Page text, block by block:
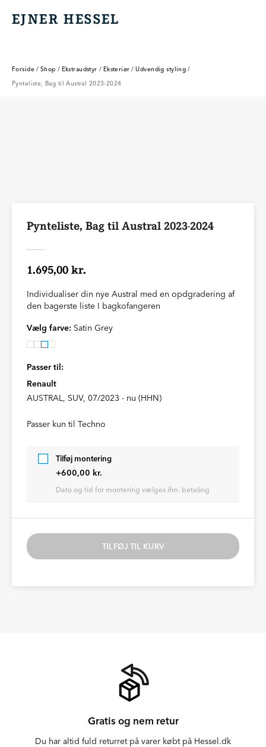
EJNER HESSEL
EJNER HESSEL
Forside / Shop / Ekstraudstyr / Eksteriør / Udvendig styling /
Pynteliste, Bag til Austral 2023-2024
Pynteliste, Bag til Austral 2023-2024
1.695,00 kr.
Individualiser din nye Austral med en opdgradering af
den bagerste liste I bagkofangeren
Vælg farve: Satin Grey
Passer til:
Renault
AUSTRAL, SUV, 07/2023 - nu (HHN)
Passer kun til Techno
Tilføj montering
+600,00 kr.
Dato og tid for montering vælges ifm. betaling
TILFØJ TIL KURV
Gratis og nem retur
Du har altid fuld returret på varer købt på Hessel.dk